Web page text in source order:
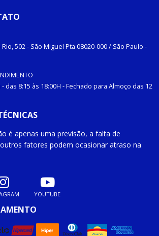
502 - São Miguel Pta 08020-000/ São Paulo -
das 8:15 às 18:00H - Fechado para Almoço das 12
é apenas uma previsão, a falta de
fatores podem ocasionar atraso na
YOUTUBE